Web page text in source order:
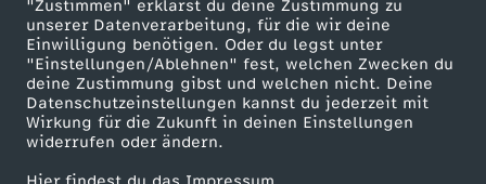
"Zustimmen" erklärst du deine Zustimmung zu
unserer Datenverarbeitung, für die wir deine
Einwilligung benötigen. Oder du legst unter
"Einstellungen/Ablehnen" fest, welchen Zwecken du
deine Zustimmung gibst und welchen nicht. Deine
Datenschutzeinstellungen kannst du jederzeit mit
Wirkung für die Zukunft in deinen Einstellungen
widerrufen oder ändern.
a
C
o
Mainzelmännchen